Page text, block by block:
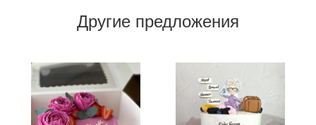
Другие предложения